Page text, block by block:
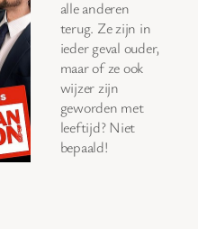
alle anderen
terug. Ze zijn in
ieder geval ouder,
maar of ze ook
wijzer zijn
geworden met
leeftijd? Niet
bepaald!